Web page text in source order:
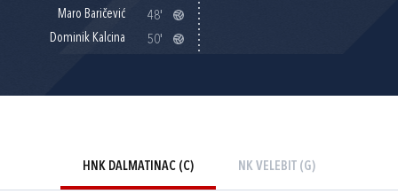
Maro Baričević
48'
Dominik Kalcina
50'
HNK DALMATINAC (C) NK VELEBIT (G)